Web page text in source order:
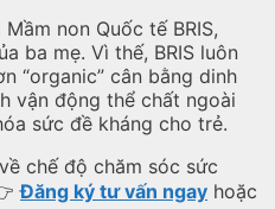
non Quốc tế BRIS,
ba mẹ. Vì thế, BRIS luôn
“organic” cân bằng dinh
vận động thể chất ngoài
sức đề kháng cho trẻ.
chế độ chăm sóc sức
Đăng ký tư vấn ngay hoặc